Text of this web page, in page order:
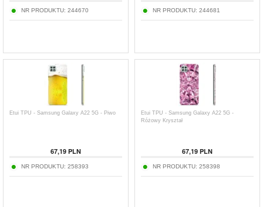
NR PRODUKTU: 244670 NR PRODUKTU: 244681
Etui TPU - Samsung Galaxy A22 5G - Piwo
67,19 PLN
NR PRODUKTU: 258393
Etui TPU - Samsung Galaxy A22 5G -
Różowy Kryształ
67,19 PLN
NR PRODUKTU: 258398